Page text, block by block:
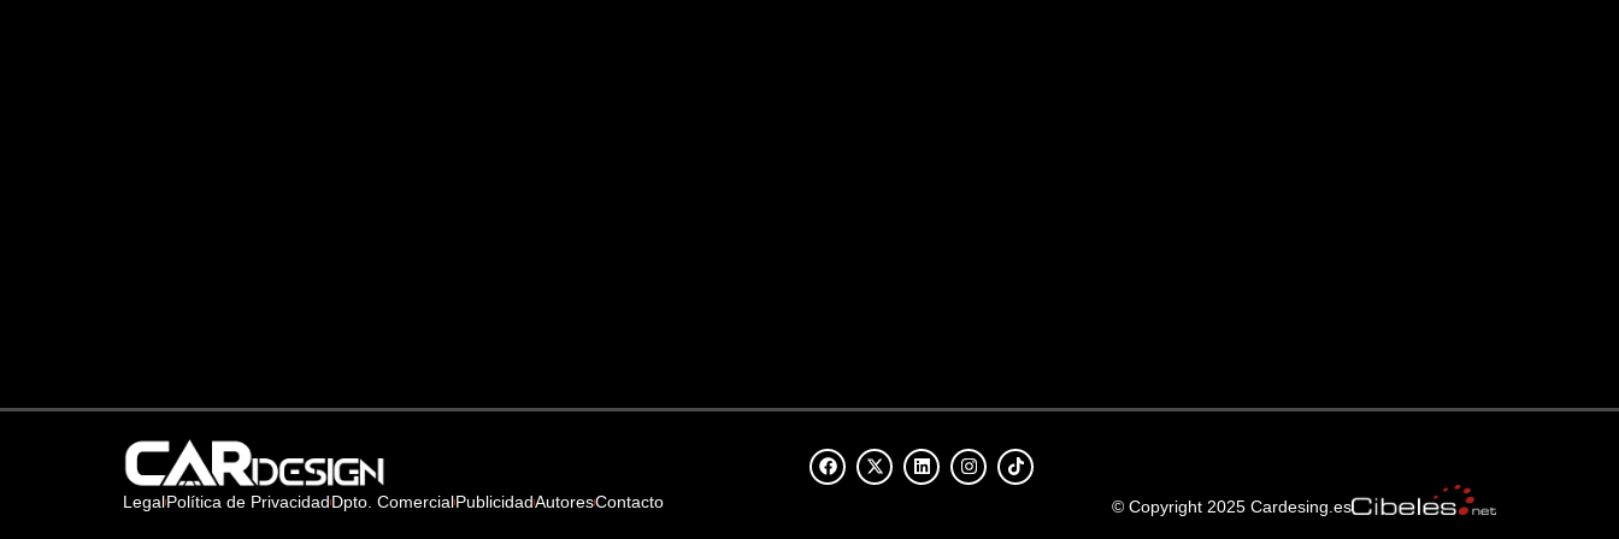
LegalPolítica de PrivacidadDpto. ComercialPublicidadAutoresContacto © Copyright 2025 Cardesing.es